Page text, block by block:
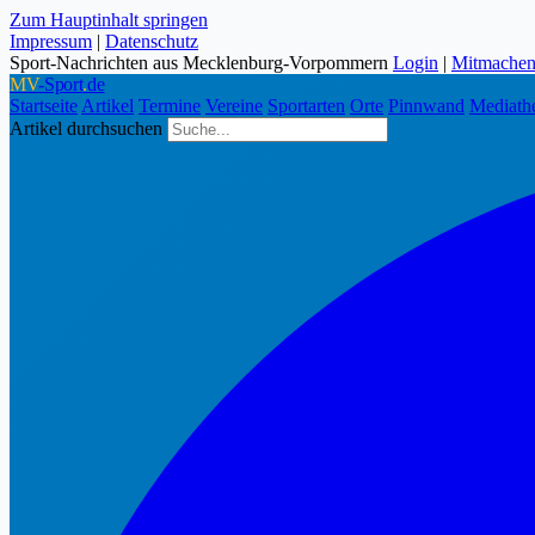
Zum Hauptinhalt springen
Impressum | Datenschutz
Sport-Nachrichten aus Mecklenburg-Vorpommern Login | Mitmachen
MV-Sport.de
Startseite Artikel Termine Vereine Sportarten Orte Pinnwand
Artikel durchsuchen